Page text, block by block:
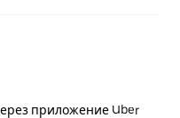
приложение Uber